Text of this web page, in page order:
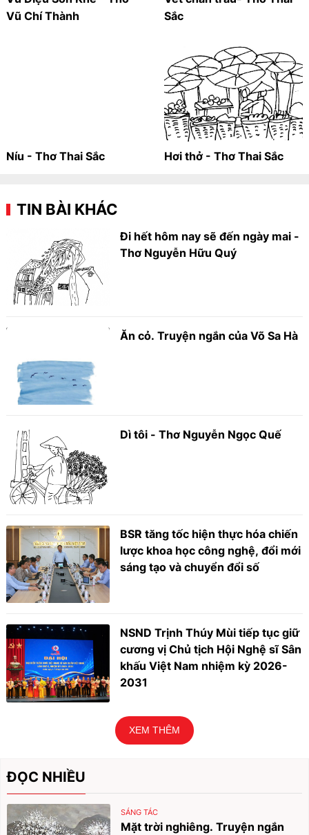
Vũ Chí Thành
Sắc
Níu - Thơ Thai Sắc Hơi thở - Thơ Thai Sắc
TIN BÀI KHÁC
Đi hết hôm nay sẽ đến ngày mai -
Thơ Nguyễn Hữu Quý
Ăn cỏ. Truyện ngắn của Võ Sa Hà
Dì tôi - Thơ Nguyễn Ngọc Quế
BSR tăng tốc hiện thực hóa chiến
lược khoa học công nghệ, đổi mới
sáng tạo và chuyển đổi số
NSND Trịnh Thúy Mùi tiếp tục giữ
cương vị Chủ tịch Hội Nghệ sĩ Sân
khấu Việt Nam nhiệm kỳ 2026-
2031
XEM THÊM
ĐỌC NHIỀU
SÁNG TÁC
Mặt trời nghiêng. Truyện ngắn